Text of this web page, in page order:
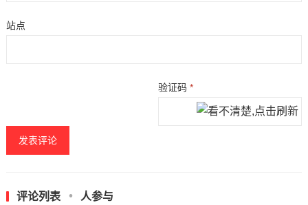
站点
验证码*
评论列表 人参与